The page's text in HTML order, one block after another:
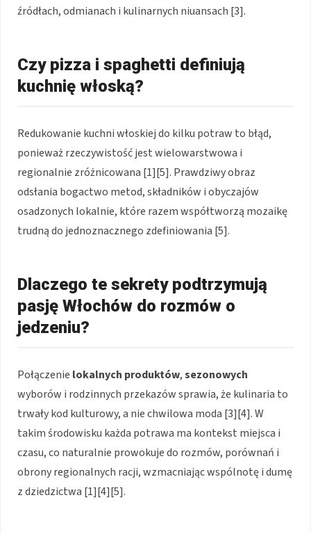
źródłach, odmianach i kulinarnych niuansach [3].
Czy pizza i spaghetti definiują
kuchnię włoską?
Redukowanie kuchni włoskiej do kilku potraw to błąd,
ponieważ rzeczywistość jest wielowarstwowa i
regionalnie zróżnicowana [1][5]. Prawdziwy obraz
odsłania bogactwo metod, składników i obyczajów
osadzonych lokalnie, które razem współtworzą mozaikę
trudną do jednoznacznego zdefiniowania [5].
Dlaczego te sekrety podtrzymują
pasję Włochów do rozmów o
jedzeniu?
Połączenie lokalnych produktów,sezonowych
wyborów i rodzinnych przekazów sprawia, że kulinaria to
trwały kod kulturowy, a nie chwilowa moda [3][4]. W
takim środowisku każda potrawa ma kontekst miejsca i
czasu, co naturalnie prowokuje do rozmów, porównań i
obrony regionalnych racji, wzmacniając wspólnotę i dumę
z dziedzictwa [1][4][5].